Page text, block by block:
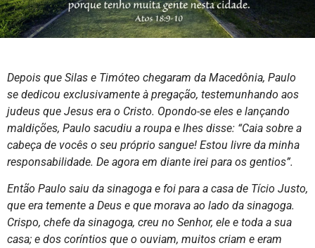
Depois que Silas e Timóteo chegaram da Macedônia, Paulo
se dedicou exclusivamente à pregação, testemunhando aos
judeus que Jesus era o Cristo. Opondo-se eles e lançando
maldições, Paulo sacudiu a roupa e lhes disse: “Caia sobre a
cabeça de vocês o seu próprio sangue! Estou livre da minha
responsabilidade. De agora em diante irei para os gentios”.
Então Paulo saiu da sinagoga e foi para a casa de Tício Justo,
que era temente a Deus e que morava ao lado da sinagoga.
Crispo, chefe da sinagoga, creu no Senhor, ele e toda a sua
casa; e dos coríntios que o ouviam, muitos criam e eram